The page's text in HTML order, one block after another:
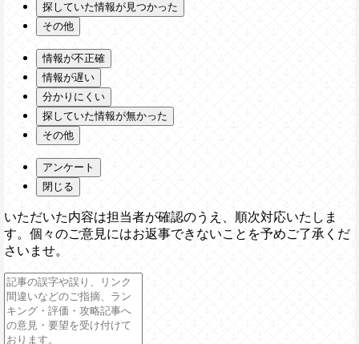
探していた情報が見つかった
その他
情報が不正確
情報が遅い
分かりにくい
探していた情報が無かった
その他
アンケート
閉じる
いただいた内容は担当者が確認のうえ、順次対応いたしま
す。個々のご意見にはお返事できないことを予めご了承くだ
さいませ。